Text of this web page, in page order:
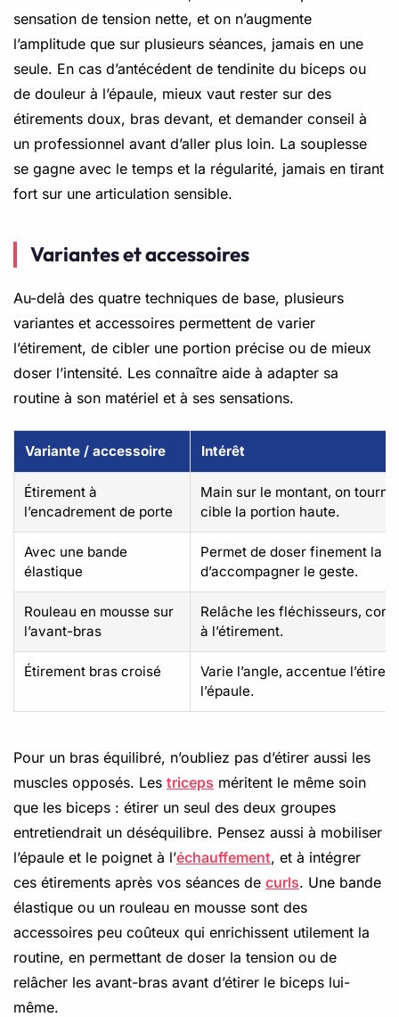
sensation de tension nette, et on n’augmente
l’amplitude que sur plusieurs séances, jamais en une
seule. En cas d’antécédent de tendinite du biceps ou
de douleur à l’épaule, mieux vaut rester sur des
étirements doux, bras devant, et demander conseil à
un professionnel avant d’aller plus loin. La souplesse
se gagne avec le temps et la régularité, jamais en tirant
fort sur une articulation sensible.
Variantes et accessoires
Au-delà des quatre techniques de base, plusieurs
variantes et accessoires permettent de varier
l’étirement, de cibler une portion précise ou de mieux
doser l’intensité. Les connaître aide à adapter sa
routine à son matériel et à ses sensations.
Variante / accessoire Intérêt
Étirement à
l’encadrement de porte
Main sur le montant, on
cible la portion haute.
Avec une bande
élastique
Permet de doser finement la
d’accompagner le geste.
Rouleau en mousse sur
l’avant-bras
Relâche les fléchisseurs,
à l’étirement.
Étirement bras croisé
Varie l’angle, accentue
l’épaule.
Pour un bras équilibré, n’oubliez pas d’étirer aussi les
muscles opposés. Les triceps méritent le même soin
que les biceps : étirer un seul des deux groupes
entretiendrait un déséquilibre. Pensez aussi à mobiliser
l’épaule et le poignet à l’échauffement, et à intégrer
ces étirements après vos séances de curls. Une bande
élastique ou un rouleau en mousse sont des
accessoires peu coûteux qui enrichissent utilement la
routine, en permettant de doser la tension ou de
relâcher les avant-bras avant d’étirer le biceps lui-
même.